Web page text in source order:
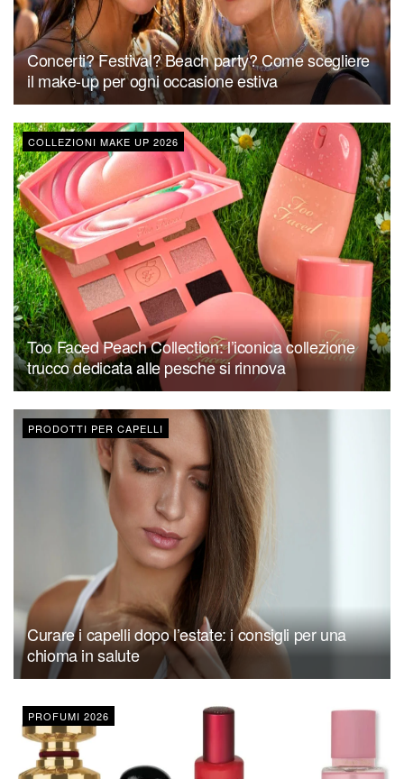
Concerti? Festival? Beach party? Come scegliere
il make-up per ogni occasione estiva
COLLEZIONI MAKE UP 2026
Too Faced Peach Collection: l’iconica collezione
trucco dedicata alle pesche si rinnova
PRODOTTI PER CAPELLI
Curare i capelli dopo l’estate: i consigli per una
chioma in salute
PROFUMI 2026